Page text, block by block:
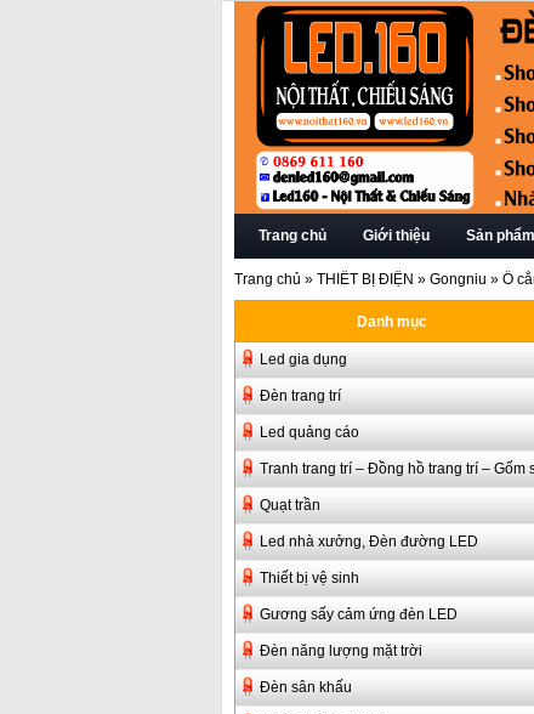
Trang chủ Giới thiệu Sản phẩm
Trang chủ » THIẾT BỊ ĐIỆN » Gongniu » Ổ
Danh mục
Led gia dụng
Đèn trang trí
Led quảng cáo
Tranh trang trí – Đồng hồ trang trí – Gốm
Quạt trần
Led nhà xưởng, Đèn đường LED
Thiết bị vệ sinh
Gương sấy cảm ứng đèn LED
Đèn năng lượng mặt trời
Đèn sân khấu